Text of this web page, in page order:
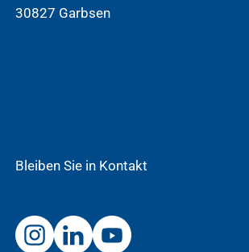
30827 Garbsen
Bleiben Sie in Kontakt